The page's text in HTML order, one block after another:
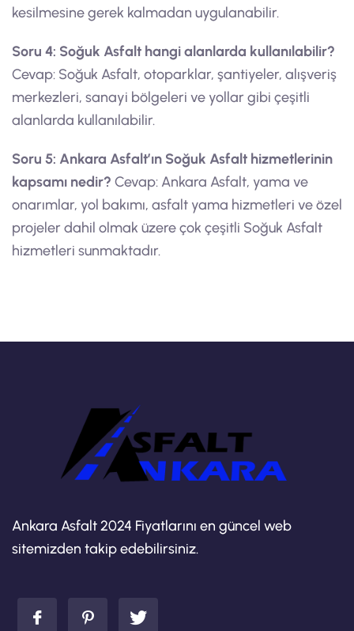
kesilmesine gerek kalmadan uygulanabilir.
Soru 4: Soğuk Asfalt hangi alanlarda kullanılabilir?
Cevap: Soğuk Asfalt, otoparklar, şantiyeler, alışveriş
merkezleri, sanayi bölgeleri ve yollar gibi çeşitli
alanlarda kullanılabilir.
Soru 5: Ankara Asfalt’ın Soğuk Asfalt hizmetlerinin
kapsamı nedir? Cevap: Ankara Asfalt, yama ve
onarımlar, yol bakımı, asfalt yama hizmetleri ve özel
projeler dahil olmak üzere çok çeşitli Soğuk Asfalt
hizmetleri sunmaktadır.
Ankara Asfalt 2024 Fiyatlarını en güncel web
sitemizden takip edebilirsiniz.